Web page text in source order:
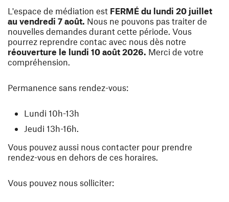
L'espace de médiation est FERMÉ du lundi 20 juillet
au vendredi 7 août. Nous ne pouvons pas traiter de
nouvelles demandes durant cette période. Vous
pourrez reprendre contac avec nous dès notre
réouverture le lundi 10 août 2026. Merci de votre
compréhension.
Permanence sans rendez-vous:
Lundi 10h-13h
Jeudi 13h-16h.
Vous pouvez aussi nous contacter pour prendre
rendez-vous en dehors de ces horaires.
Vous pouvez nous solliciter: